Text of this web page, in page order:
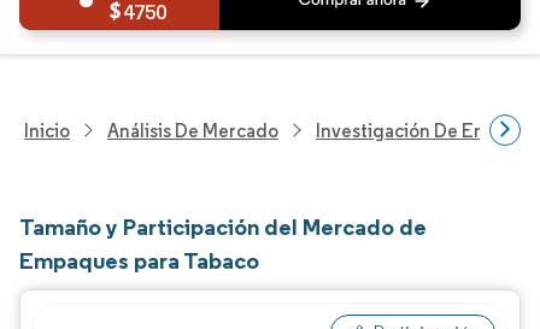
4750
Inicio Análisis De Mercado Investigación De Envases
Tamaño y Participación del Mercado de
Empaques para Tabaco